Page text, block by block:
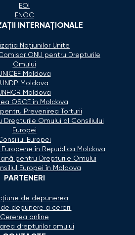
EOI
ENOC
INTERNAŢIONALE
Naţiunilor Unite
ONU pentru Drepturile
Omului
Moldova
UNDP Moldova
Moldova
OSCE în Moldova
Prevenirea Torturii
Drepturile Omului al Consiliului
Europei
Europei
în Republica Moldova
pentru Drepturile Omului
Europei în Moldova
PARTENERI
de depunerea
depunere a cererii
Cererea online
drepturilor omului